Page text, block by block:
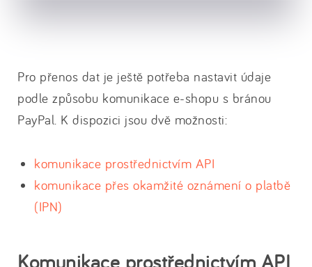
Pro přenos dat je ještě potřeba nastavit údaje
podle způsobu komunikace e-shopu s bránou
PayPal. K dispozici jsou dvě možnosti:
komunikace prostřednictvím API
komunikace přes okamžité oznámení o platbě
(IPN)
Komunikace prostřednictvím API